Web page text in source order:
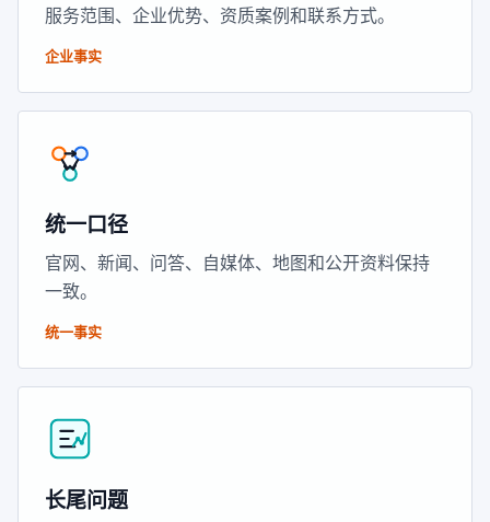
服务范围、企业优势、资质案例和联系方式。
企业事实
统一口径
官网、新闻、问答、自媒体、地图和公开资料保持
一致。
统一事实
长尾问题